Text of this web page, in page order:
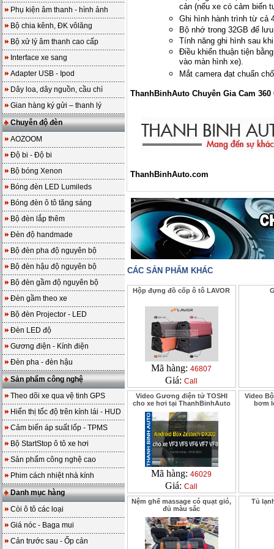
Phụ kiện âm thanh - hình ảnh
Bộ chia kênh, ĐK vôlăng
Bộ xử lý âm thanh cao cấp
Interface xe sang
Adapter USB - Ipod
Dây loa, dây nguồn, cầu chì
Gian hàng ký gửi – thanh lý
Chuyên độ đèn
AOZOOM
Độ bi - Độ bi
Bộ bóng Xenon
Bóng đèn LED Lumileds
Bóng đèn ô tô tăng sáng
Bộ đèn lắp thêm
Đèn độ handmade
Bộ đèn pha độ nguyên bộ
Bộ đèn hậu độ nguyên bộ
Bộ đèn gầm độ nguyên bộ
Đèn gầm theo xe
Bộ đèn Projector - LED
Đèn LED độ
Gương điện - Kính điện
Đèn pha - đèn hậu
Sản phẩm công nghệ
Theo dõi xe qua vệ tinh GPS
Hiển thị tốc độ trên kính lái - HUD
Cảm biến áp suất lốp - TPMS
Bộ StartStop ô tô xe hơi
Sản phẩm công nghệ cao
Phim cách nhiệt nhà kính
Danh mục hàng
Còi ô tô các loại
Giá nóc - Baga mui
Cản trước sau - Ốp cản
cản (nếu xe có cảm biến
Ghi hình hành trình từ cả
Bộ nhớ trong 32GB để
Tính năng ghi hình sau
Điều khiển thuận tiện
vào màn hình xe).
Mắt camera đạt chuẩn
ThanhBinhAuto Chuyên Gia Cam 360
ThanhBinhAuto.com
CÁC SẢN PHẨM KHÁC
Hộp đựng đồ cốp ô tô LAVOR
Mã hàng:46807
Giá:Call
Video Gương điện tử TOSHI
cho xe hơi tại ThanhBinhAuto
Mã hàng:46029
Giá:Call
Video
bơm
Nệm ghế massage có quạt gió,
đủ màu sắc
Tủ